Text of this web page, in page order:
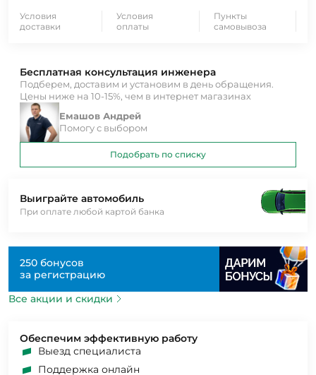
Условия
доставки
Условия
оплаты
Пункты
самовывоза
Выиграйте автомобиль
При оплате любой картой банка
250 бонусов
за регистрацию
Все акции и скидки
Обеспечим эффективную работу
Выезд специалиста
Поддержка онлайн
Бесплатная консультация инженера
Подберем, доставим и установим в день обращения.
Цены ниже на 10-15%, чем в интернет магазинах
Емашов Андрей
Помогу с выбором
Подобрать по списку